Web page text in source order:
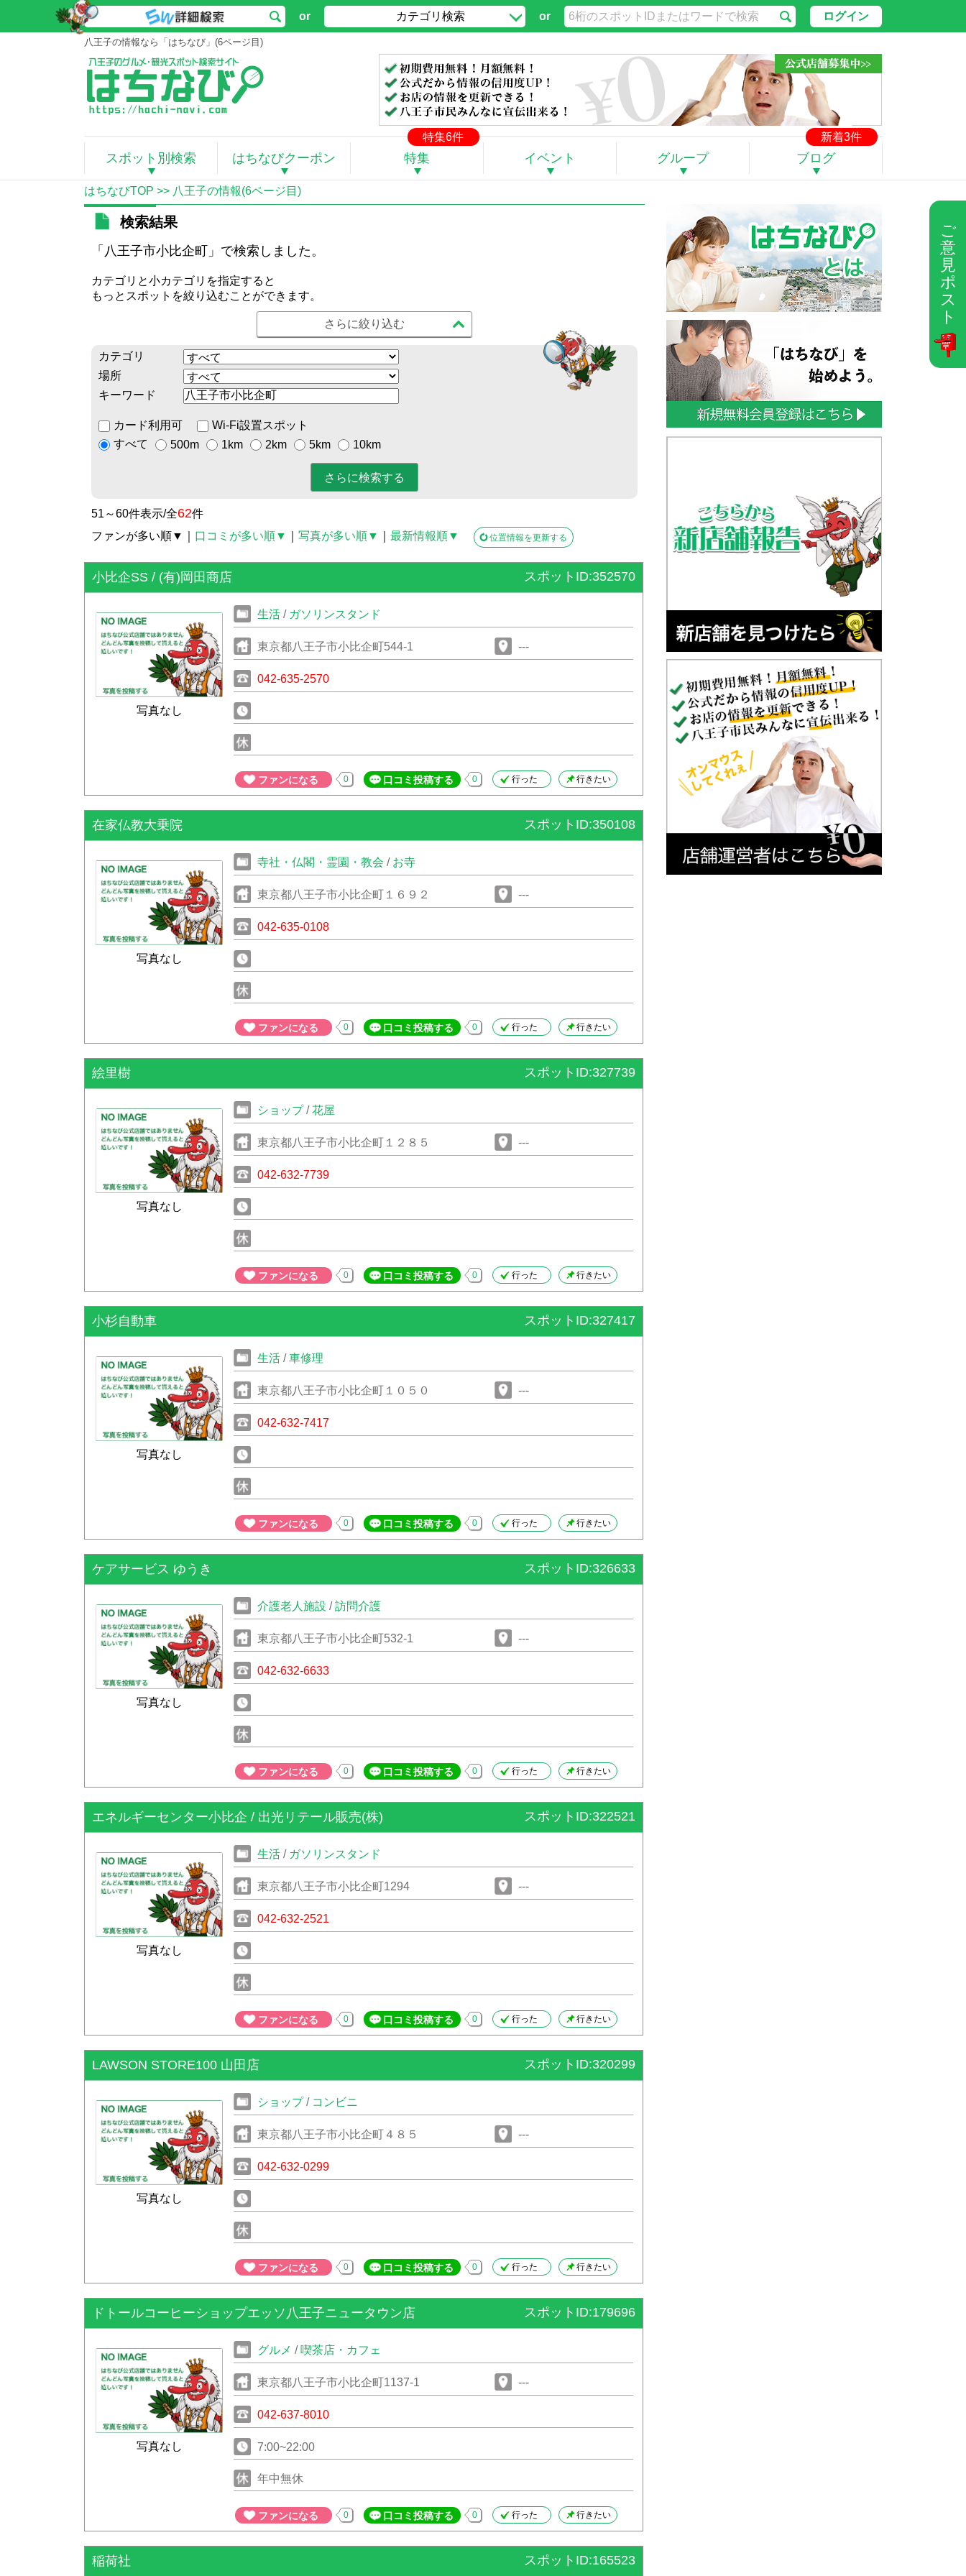
ご
意
見
ポ
ス
ト
or カテゴリ検索 or ログイン
八王子の情報なら「はちなび」(6ページ目)
特集6件 新着3件
スポット別検索 はちなびクーポン 特集 イベント グループ ブログ
はちなびTOP >> 八王子の情報(6ページ目)
検索結果
「八王子市小比企町」で検索しました。
カテゴリと小カテゴリを指定すると
もっとスポットを絞り込むことができます。
さらに絞り込む
カテゴリ
場所
キーワード
カード利用可
Wi-Fi設置スポット
すべて
500m 1km 2km 5km 10km
51～60件表示/全62件
ファンが多い順▼
口コミが多い順▼ 写真が多い順▼ 最新情報順▼ 位置情報を更新する
小比企SS / (有)岡田商店 スポットID:352570
写真なし
生活 / ガソリンスタンド
東京都八王子市小比企町544-1 ---
042-635-2570
ファンになる 0 口コミ投稿する 0 行った 行きたい
在家仏教大乗院 スポットID:350108
写真なし
寺社・仏閣・霊園・教会 / お寺
東京都八王子市小比企町１６９２ ---
042-635-0108
ファンになる 0 口コミ投稿する 0 行った 行きたい
絵里樹 スポットID:327739
写真なし
ショップ/花屋
東京都八王子市小比企町１２８５ ---
042-632-7739
ファンになる 0 口コミ投稿する 0 行った 行きたい
小杉自動車 スポットID:327417
写真なし
生活 /車修理
東京都八王子市小比企町１０５０ ---
042-632-7417
ファンになる 0 口コミ投稿する 0 行った 行きたい
ケアサービス ゆうき スポットID:326633
写真なし
介護老人施設 /訪問介護
東京都八王子市小比企町532-1 ---
042-632-6633
ファンになる 0 口コミ投稿する 0 行った 行きたい
エネルギーセンター小比企 / 出光リテール販売(株) スポットID:322521
写真なし
生活 / ガソリンスタンド
東京都八王子市小比企町1294 ---
042-632-2521
ファンになる 0 口コミ投稿する 0 行った 行きたい
LAWSON STORE100 山田店 スポットID:320299
写真なし
ショップ/ コンビニ
東京都八王子市小比企町４８５ ---
042-632-0299
ファンになる 0 口コミ投稿する 0 行った 行きたい
ドトールコーヒーショップエッソ八王子ニュータウン店 スポットID:179696
写真なし
グルメ / 喫茶店・カフェ
東京都八王子市小比企町1137-1 ---
042-637-8010
7:00~22:00
年中無休
ファンになる 0 口コミ投稿する 0 行った 行きたい
稲荷社 スポットID:165523